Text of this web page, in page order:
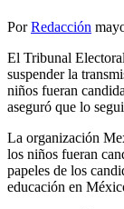
PorRedacción
El Tribunal
suspender la
niños fueran
aseguró que lo
La organización
los niños fueran
papeles de los
educación en